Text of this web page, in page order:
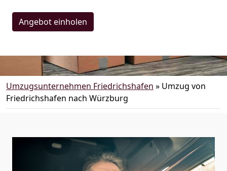
Angebot einholen
Umzugsunternehmen Friedrichshafen » Umzug von
Friedrichshafen nach Würzburg